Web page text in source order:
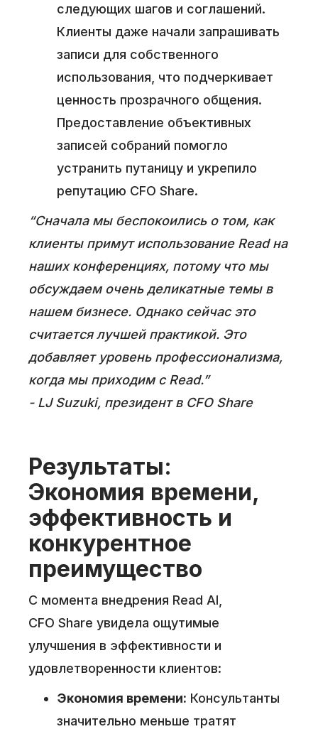
следующих шагов и соглашений.
Клиенты даже начали запрашивать
записи для собственного
использования, что подчеркивает
ценность прозрачного общения.
Предоставление объективных
записей собраний помогло
устранить путаницу и укрепило
репутацию CFO Share.
“Сначала мы беспокоились о том, как
клиенты примут использование Read на
наших конференциях, потому что мы
обсуждаем очень деликатные темы в
нашем бизнесе. Однако сейчас это
считается лучшей практикой. Это
добавляет уровень профессионализма,
когда мы приходим с Read.”
- LJ Suzuki, президент в CFO Share
Результаты:
Экономия времени,
эффективность и
конкурентное
преимущество
С момента внедрения Read AI,
CFO Share увидела ощутимые
улучшения в эффективности и
удовлетворенности клиентов:
Экономия времени: Консультанты
значительно меньше тратят